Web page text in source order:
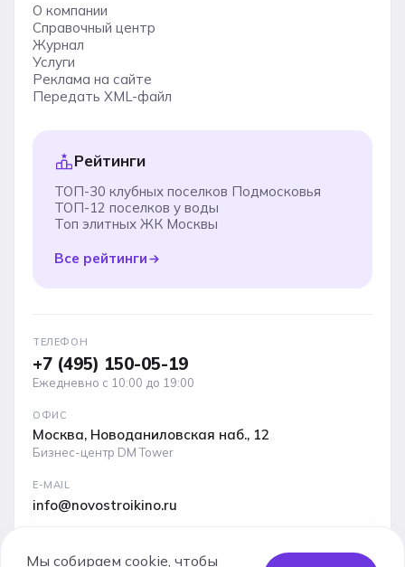
О компании
Справочный центр
Журнал
Услуги
Реклама на сайте
Передать XML-файл
Рейтинги
ТОП-30 клубных поселков Подмосковья
ТОП-12 поселков у воды
Топ элитных ЖК Москвы
Все рейтинги
ТЕЛЕФОН
+7 (495) 150-05-19
Ежедневно с 10:00 до 19:00
ОФИС
Москва, Новоданиловская наб., 12
Бизнес-центр DM Tower
E-MAIL
info@novostroikino.ru
аудитория
Мы собираем cookie, чтобы